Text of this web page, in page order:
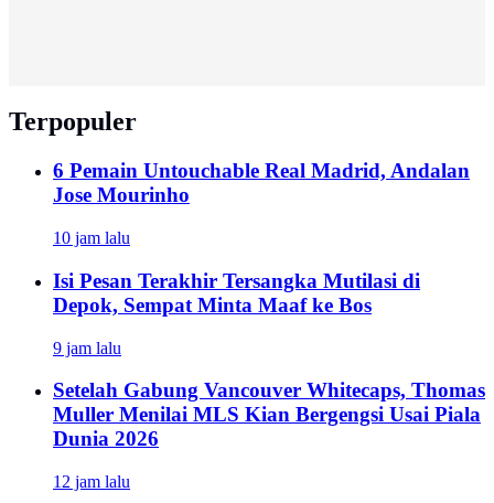
Terpopuler
6 Pemain Untouchable Real Madrid, Andalan
Jose Mourinho
10 jam lalu
Isi Pesan Terakhir Tersangka Mutilasi di
Depok, Sempat Minta Maaf ke Bos
9 jam lalu
Setelah Gabung Vancouver Whitecaps, Thomas
Muller Menilai MLS Kian Bergengsi Usai Piala
Dunia 2026
12 jam lalu